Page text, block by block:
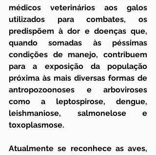
médicos veterinários aos galos
utilizados para combates, os
predispõem à dor e doenças que,
quando somadas às péssimas
condições de manejo, contribuem
para a exposição da população
próxima às mais diversas formas de
antropozoonoses e arboviroses
como a leptospirose, dengue,
leishmaniose, salmonelose e
toxoplasmose.
Atualmente se reconhece as aves,